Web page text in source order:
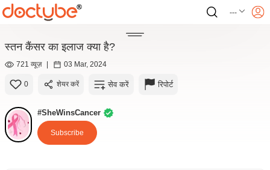
---
स्तन कैंसर का इलाज क्या है?
721 व्यूज़ | 03 Mar, 2024
0 शेयर करें सेव करें रिपोर्ट
#SheWinsCancer
Subscribe